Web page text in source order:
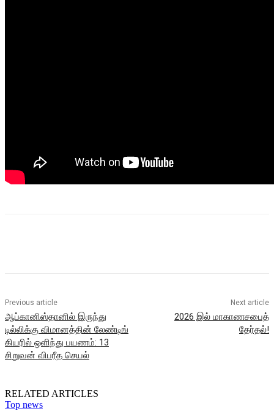
Previous article
ஆப்கானிஸ்தானில் இருந்து
டில்லிக்கு விமானத்தின் லேண்டிங்
கியரில் ஒளிந்து பயணம்: 13
சிறுவன் விபரீத செயல்
Next article
2026 இல் மாகாணசபைத்
தேர்தல்!
RELATED ARTICLES
Top news